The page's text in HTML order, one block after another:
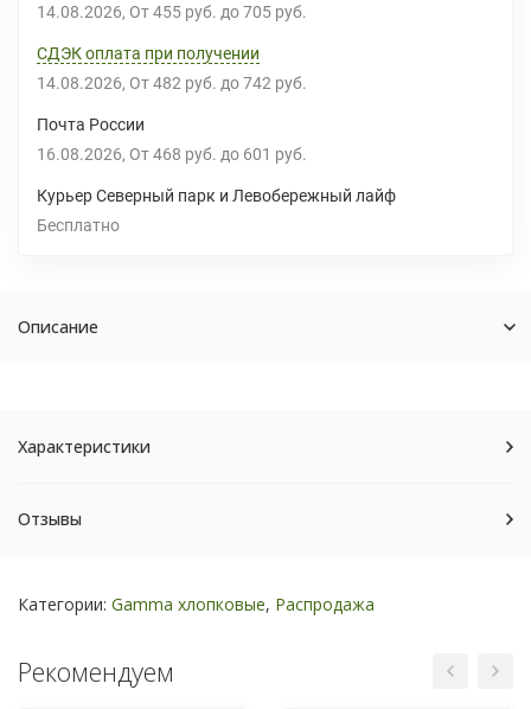
14.08.2026 От 455 руб. до 705 руб.
СДЭК оплата при получении
14.08.2026 От 482 руб. до 742 руб.
Почта России
16.08.2026 От 468 руб. до 601 руб.
Курьер Северный парк и Левобережный лайф
Бесплатно
Описание
Характеристики
Отзывы
Категории: Gamma хлопковые, Распродажа
Рекомендуем